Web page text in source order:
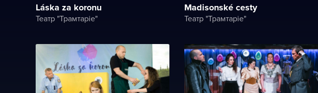
Láska za koronu
Театр "Трамтаріе"
Madisonské cesty
Театр "Трамтаріе"